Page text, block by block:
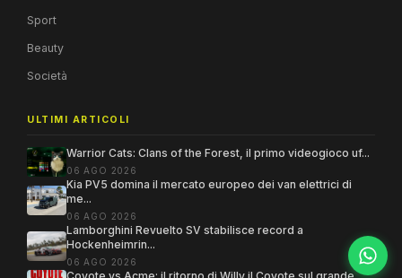
Sport
Beauty
Società
ULTIMI ARTICOLI
Warrior Cats: Clans of the Forest, il primo videogioco uf...
06 AGO 2026
Kia PV5 domina il mercato europeo dei van elettrici di
me...
06 AGO 2026
Lamborghini Revuelto SV stabilisce record a
Hockenheimrin...
06 AGO 2026